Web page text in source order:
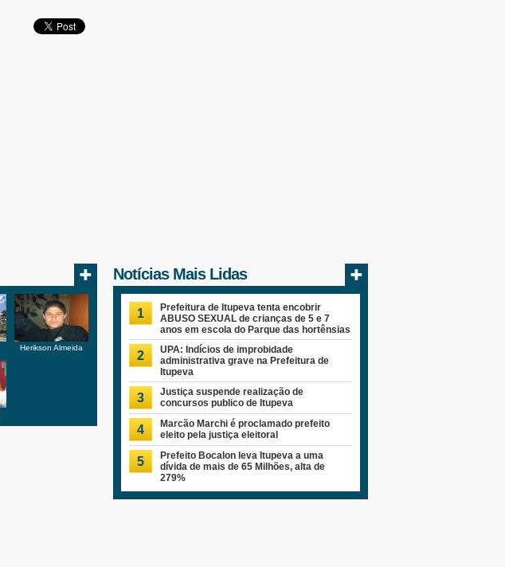
Herikson Almeida
Notícias Mais Lidas
1
Prefeitura de Itupeva tenta encobrir
ABUSO SEXUAL de crianças de 5 e 7
anos em escola do Parque das hortênsias
2
UPA: Indícios de improbidade
administrativa grave na Prefeitura de
Itupeva
3
Justiça suspende realização de
concursos publico de Itupeva
4
Marcão Marchi é proclamado prefeito
eleito pela justiça eleitoral
5
Prefeito Bocalon leva Itupeva a uma
dívida de mais de 65 Milhões, alta de
279%